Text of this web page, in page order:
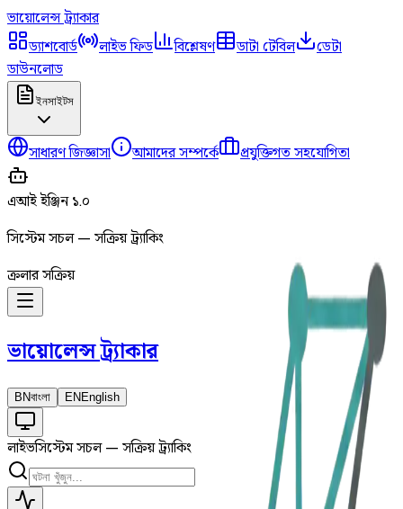
ভায়োলেন্সট্র্যাকার
ড্যাশবোর্ড
লাইভ ফিড বিশ্লেষণ ডাটা টেবিল
ডেটা
ডাউনলোড
ইনসাইটস
সাধারণ জিজ্ঞাসা আমাদের সম্পর্কে প্রযুক্তিগত সহযোগিতা
এআই ইঞ্জিন ১.০
সিস্টেম সচল — সক্রিয় ট্র্যাকিং
ক্রলার সক্রিয়
ভায়োলেন্সট্র্যাকার
BNবাংলা EN English
লাইভসিস্টেম সচল — সক্রিয় ট্র্যাকিং